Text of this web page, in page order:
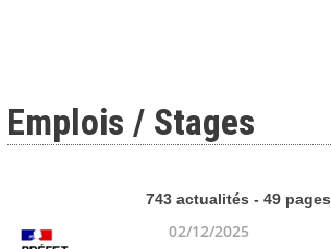
Emplois / Stages
743 actualités - 49 pages
02/12/2025